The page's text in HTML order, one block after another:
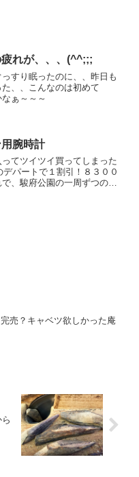
疲れが、、、(^^;;;
っすり眠ったのに、、昨日も
、、こんなのは初めて
ぁ～～～
腕時計
てツイツイ買ってしまった
デパートで１割引！８３００
で、駿府公園の一周ずつのラ
売？キャベツ欲しかった庵